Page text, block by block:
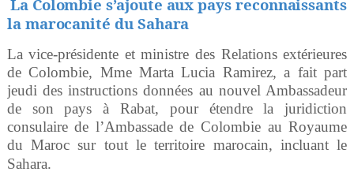
La Colombie s’ajoute aux pays reconnaissants
la marocanité du Sahara
La vice-présidente et ministre des Relations extérieures
de Colombie, Mme Marta Lucia Ramirez, a fait part
jeudi des instructions données au nouvel Ambassadeur
de son pays à Rabat, pour étendre la juridiction
consulaire de l’Ambassade de Colombie au Royaume
du Maroc sur tout le territoire marocain, incluant le
Sahara.